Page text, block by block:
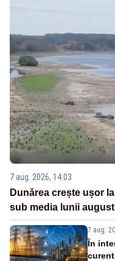
7 aug. 2026, 14:03
Dunărea crește ușor
sub media lunii august
7 aug.
În
curent